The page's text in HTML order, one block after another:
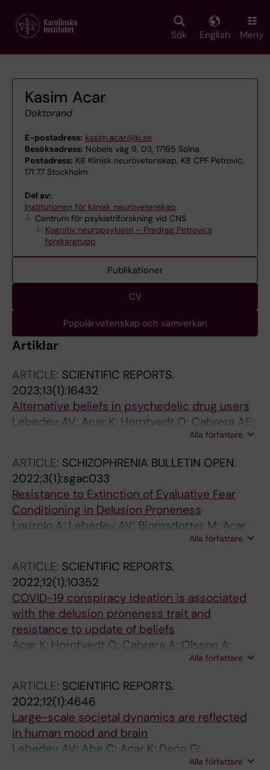
main
Sök English Meny
Kasim Acar
Doktorand
E-postadress: kasim.acar@ki.se
Besöksadress: Nobels väg 9, D3, 17165 Solna
Postadress: K8 Klinisk neurovetenskap, K8 CPF Petrovic,
171 77 Stockholm
Del av:
Institutionen för klinisk neurovetenskap
Centrum för psykiatriforskning vid CNS
Kognitiv neuropsykiatri – Predrag Petrovics
forskargrupp
Publikationer
CV
Populärvetenskap och samverkan
Artiklar
ARTICLE: SCIENTIFIC REPORTS.
2023;13(1):16432
Alternative beliefs in psychedelic drug users
Lebedev AV; Acar K; Horntvedt O; Cabrera AE;
Simonsson O; Osika W; Ingvar M; Petrovic P
Alla författare
ARTICLE: SCHIZOPHRENIA BULLETIN OPEN.
2022;3(1):sgac033
Resistance to Extinction of Evaluative Fear
Conditioning in Delusion Proneness
Louzolo A; Lebedev AV; Bjornsdotter M; Acar
K; Ahrends C; Kringelbach ML; Ingvar M;
Alla författare
ARTICLE: SCIENTIFIC REPORTS.
2022;12(1):10352
COVID-19 conspiracy ideation is associated
with the delusion proneness trait and
resistance to update of beliefs
Acar K; Horntvedt O; Cabrera A; Olsson A;
Alla författare
ARTICLE: SCIENTIFIC REPORTS.
2022;12(1):4646
Large-scale societal dynamics are reflected
in human mood and brain
Lebedev AV; Abe C; Acar K; Deco G;
Kringelbach ML; Ingvar M; Petrovic PAlla författare